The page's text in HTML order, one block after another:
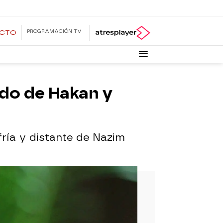
PROGRAMACIÓN TV
de Hakan y
y distante de Nazim